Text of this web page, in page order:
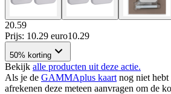
20.59
Prijs: 10.29 euro10.29
50% korting
Bekijk alle producten uit deze actie.
Als je de GAMMAplus kaart nog niet
afrekenen deze meteen aanvragen om de